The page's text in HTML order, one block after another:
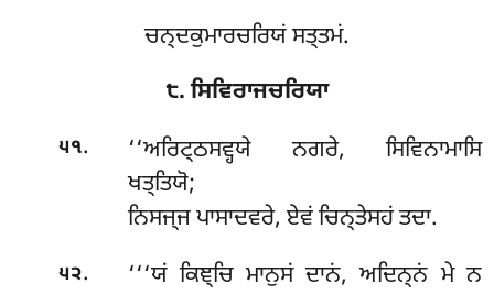
ਚਨ੍ਦਕੁਮਾਰਚਰਿਯਂ ਸਤ੍ਤਮਂ.
੮. ਸਿਵਿਰਾਜਚਰਿਯਾ
੫੧.
‘‘ਅਰਿਟ੍ਠਸਵ੍ਹਯੇ ਨਗਰੇ, ਸਿਵਿਨਾਮਾਸਿ
ਖਤ੍ਤਿਯੋ;
ਨਿਸਜ੍ਜ ਪਾਸਾਦਵਰੇ, ਏਵਂ ਚਿਨ੍ਤੇਸਹਂ ਤਦਾ.
੫੨.
‘‘‘ਯਂ ਕਿਞ੍ਚਿ ਮਾਨੁਸਂ ਦਾਨਂ, ਅਦਿਨ੍ਨਂ ਮੇ ਨ